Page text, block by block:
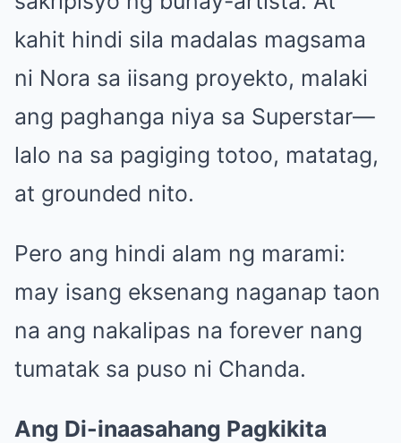
kahit hindi sila madalas magsama
ni Nora sa iisang proyekto, malaki
ang paghanga niya sa Superstar—
lalo na sa pagiging totoo, matatag,
at grounded nito.
Pero ang hindi alam ng marami:
may isang eksenang naganap taon
na ang nakalipas na forever nang
tumatak sa puso ni Chanda.
Ang Di-inaasahang Pagkikita